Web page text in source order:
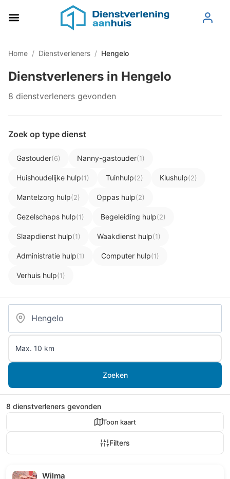
Home / Dienstverleners / Hengelo
Dienstverleners in Hengelo
8 dienstverleners gevonden
Zoek op type dienst
Gastouder(6) Nanny-gastouder(1)
Huishoudelijke hulp(1) Tuinhulp(2) Klushulp(2)
Mantelzorg hulp(2) Oppas hulp(2)
Gezelschaps hulp(1) Begeleiding hulp(2)
Slaapdienst hulp(1) Waakdienst hulp(1)
Administratie hulp(1) Computer hulp(1)
Verhuis hulp(1)
Zoeken
8 dienstverleners gevonden
Toon kaart
Filters
Wilma